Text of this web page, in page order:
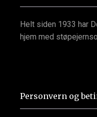
Helt siden 1933 har
hjem med
Personvern og